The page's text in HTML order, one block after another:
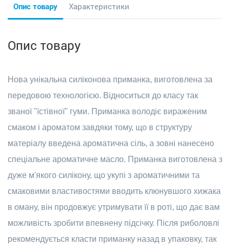
Опис товару Характеристики
Опис товару
Нова унікальна силіконова приманка, виготовлена за
передовою технологією. Відноситься до класу так
званої "їстівної" гуми. Приманка володіє вираженим
смаком і ароматом завдяки тому, що в структуру
матеріалу введена ароматична сіль, а зовні нанесено
спеціальне ароматичне масло. Приманка виготовлена з
дуже м'якого силікону, що укупі з ароматичними та
смаковими властивостями вводить клюнувшого хижака
в оману, він продовжує утримувати її в роті, що дає вам
можливість зробити впевнену підсічку. Після риболовлі
рекомендується класти приманку назад в упаковку, так